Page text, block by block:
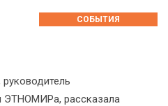
СОБЫТИЯ
ЭТНОМИРа, рассказала